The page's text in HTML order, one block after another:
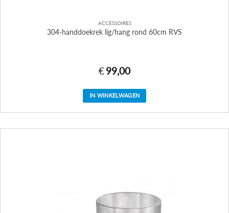
ACCESSOIRES
304-handdoekrek lig/hang rond 60cm RVS
€99,00
IN WINKELWAGEN